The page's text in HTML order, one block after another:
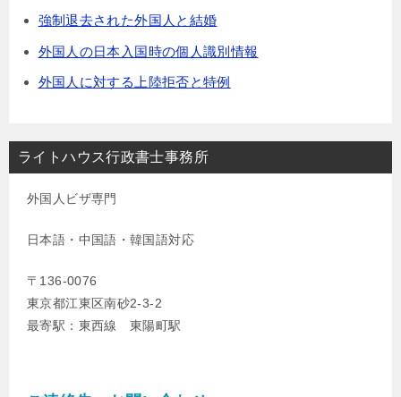
強制退去された外国人と結婚
外国人の日本入国時の個人識別情報
外国人に対する上陸拒否と特例
ライトハウス行政書士事務所
外国人ビザ専門
日本語・中国語・韓国語対応
〒136-0076
東京都江東区南砂2-3-2
最寄駅：東西線 東陽町駅